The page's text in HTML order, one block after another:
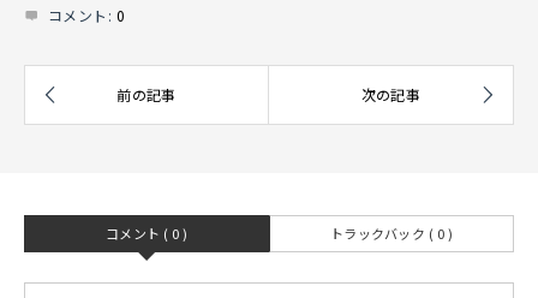
コメント: 0
コメント ( 0 ) トラックバック ( 0 )